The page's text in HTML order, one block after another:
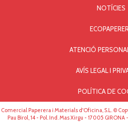
NOTÍCIES
ATENCIÓ
AVÍS LEGAL I
POLÍTICA DE
Comercial Paperera i Materials d'Oficina, S.L. ©
Pau Birol, 14 - Pol. Ind. Mas Xirgu - 17005